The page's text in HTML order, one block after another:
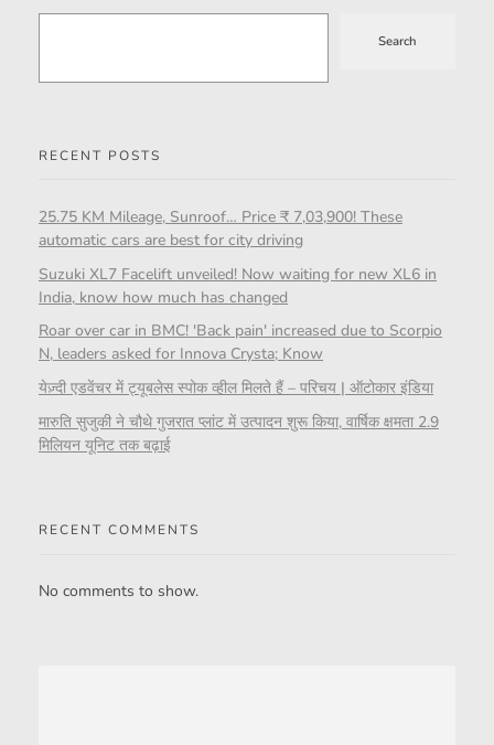
Search
RECENT POSTS
25.75 KM Mileage, Sunroof… Price ₹ 7,03,900! These
automatic cars are best for city driving
Suzuki XL7 Facelift unveiled! Now waiting for new XL6 in
India, know how much has changed
Roar over car in BMC! 'Back pain' increased due to Scorpio
N, leaders asked for Innova Crysta; Know
येज़्दी एडवेंचर में ट्यूबलेस स्पोक व्हील मिलते हैं – परिचय | ऑटोकार इंडिया
मारुति सुजुकी ने चौथे गुजरात प्लांट में उत्पादन शुरू किया, वार्षिक क्षमता 2.9
मिलियन यूनिट तक बढ़ाई
RECENT COMMENTS
No comments to show.